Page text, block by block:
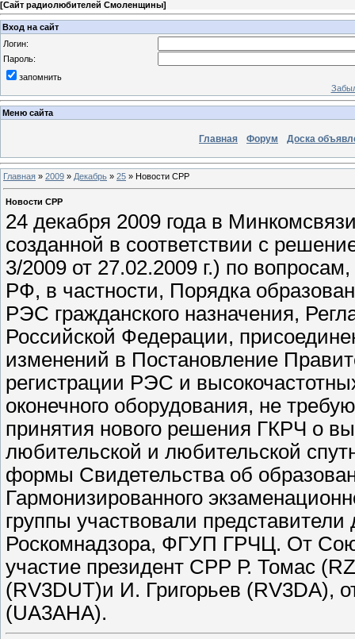
[Сайт радиолюбителей Смоленщины]
Вход на сайт
Логин:
Пароль:
запомнить
Меню сайта
Главная Форум Доска
Главная » 2009 » Декабрь » 25 » Новости СРР
Новости СРР
24 декабря 2009 года в
созданной в соответствии с
3/2009 от 27.02.2009 г.) по
РФ, в частности, Порядка
РЭС гражданского назначения,
Российской Федерации,
изменений в Постановление
регистрации РЭС и
оконечного оборудования, не
принятия нового решения ГКРЧ о
любительской и любительской
формы Свидетельства об
Гармонизированного
группы участвовали
Роскомнадзора, ФГУП ГРЧЦ. От
участие президент СРР Р. Томас
(RV3DUT)и И. Григорьев (RV3DA),
(UA3AHA).